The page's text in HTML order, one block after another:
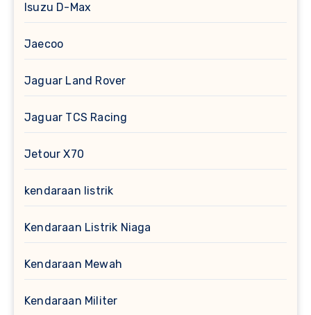
Isuzu D-Max
Jaecoo
Jaguar Land Rover
Jaguar TCS Racing
Jetour X70
kendaraan listrik
Kendaraan Listrik Niaga
Kendaraan Mewah
Kendaraan Militer